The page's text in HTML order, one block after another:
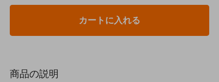
カートに入れる
商品の説明